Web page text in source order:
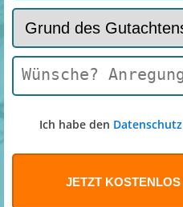
Ich habe den Datenschutz